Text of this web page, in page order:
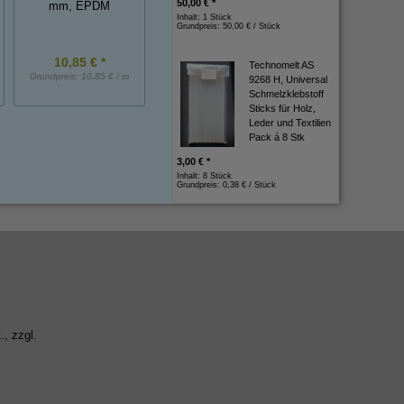
mm, EPDM
10,85 € *
Grundpreis: 10,85 € / m
mm, EPDM
3,50 € *
Grundpreis: 3,50 € / m Grundpreis:
50,00 € *
Inhalt: 1 Stück
Grundpreis: 50,00 € / Stück
Technomelt AS
9268 H, Universal
Schmelzklebstoff
Sticks für Holz,
Leder und Textilien
Pack á 8 Stk
3,00 € *
Inhalt: 8 Stück
Grundpreis: 0,38 € / Stück
zzgl.